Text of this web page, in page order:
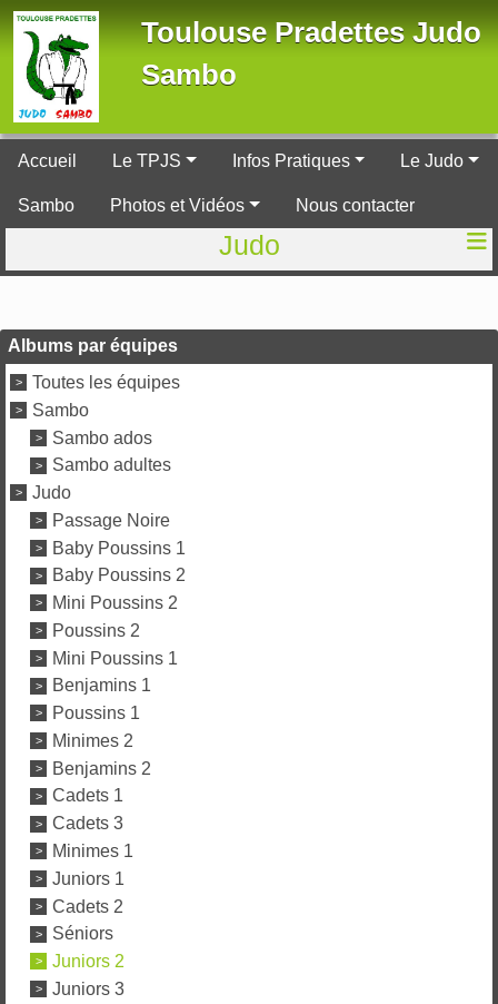
Toulouse Pradettes Judo
Sambo
Accueil Le TPJS Infos Pratiques Le Judo
Sambo Photos et Vidéos Nous contacter
Judo
Albums par équipes
Toutes les équipes
Sambo
Sambo ados
Sambo adultes
Judo
Passage Noire
Baby Poussins 1
Baby Poussins 2
Mini Poussins 2
Poussins 2
Mini Poussins 1
Benjamins 1
Poussins 1
Minimes 2
Benjamins 2
Cadets 1
Cadets 3
Minimes 1
Juniors 1
Cadets 2
Séniors
Juniors 2
Juniors 3
Panneau de gestion des cookies